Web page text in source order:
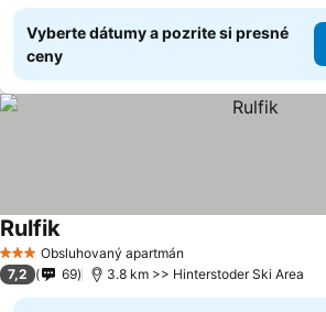
Vyberte dátumy a pozrite si presné
ceny
3 Počet hviezdičiek
Obsluhovaný apartmán
Rulfik
7,2 69 3.8 km >> Hinterstoder Ski Area